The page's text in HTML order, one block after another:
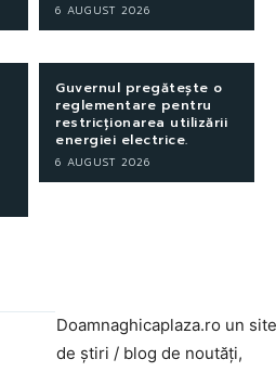
6 AUGUST 2026
Guvernul pregătește o
reglementare pentru
restricționarea utilizării
energiei electrice.
6 AUGUST 2026
Doamnaghicaplaza.ro un site
de știri / blog de noutăți,